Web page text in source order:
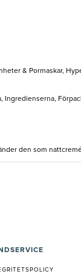
& Pormaskar,
Ingredienserna,
den som